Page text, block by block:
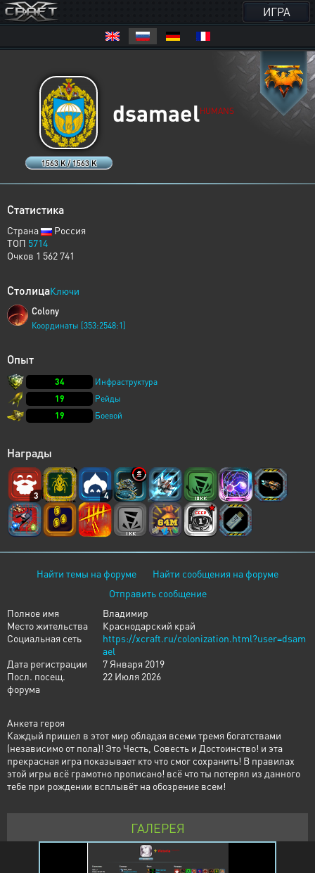
ИГРА
1563 K / 1563 K
dsamaelHUMANS
Статистика
Страна
Россия
ТОП 5714
Очков 1 562 741
СтолицаКлючи
Colony
Координаты [353:2548:1]
Опыт
34
Инфраструктура
19
Рейды
19
Боевой
Награды
3 4
Найти темы на форуме
Найти сообщения на форуме
Отправить сообщение
Полное имя
Владимир
Место жительства
Краснодарский край
Социальная сеть
https://xcraft.ru/colonization.html?user=dsam
ael
Дата регистрации
7 Января 2019
Посл. посещ.
форума
22 Июля 2026
Анкета героя
Каждый пришел в этот мир обладая всеми тремя богатствами
(независимо от пола)! Это Честь, Совесть и Достоинство! и эта
прекрасная игра показывает кто что смог сохранить! В правилах
этой игры всё грамотно прописано! всё что ты потерял из данного
тебе при рождении всплывёт на обозрение всем!
ГАЛЕРЕЯ